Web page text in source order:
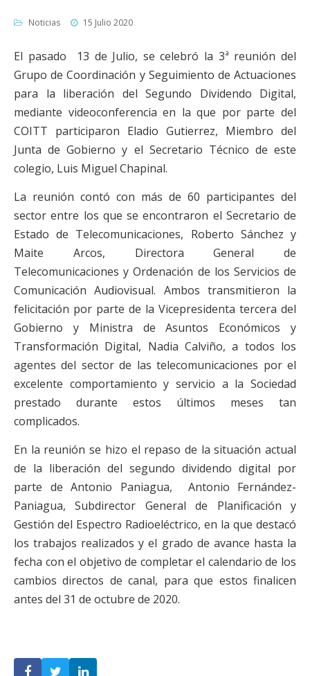
Noticias 15 Julio 2020
El pasado 13 de Julio, se celebró la 3ª reunión del
Grupo de Coordinación y Seguimiento de Actuaciones
para la liberación del Segundo Dividendo Digital,
mediante videoconferencia en la que por parte del
COITT participaron Eladio Gutierrez, Miembro del
Junta de Gobierno y el Secretario Técnico de este
colegio, Luis Miguel Chapinal.
La reunión contó con más de 60 participantes del
sector entre los que se encontraron el Secretario de
Estado de Telecomunicaciones, Roberto Sánchez y
Maite Arcos, Directora General de
Telecomunicaciones y Ordenación de los Servicios de
Comunicación Audiovisual. Ambos transmitieron la
felicitación por parte de la Vicepresidenta tercera del
Gobierno y Ministra de Asuntos Económicos y
Transformación Digital, Nadia Calviño, a todos los
agentes del sector de las telecomunicaciones por el
excelente comportamiento y servicio a la Sociedad
prestado durante estos últimos meses tan
complicados.
En la reunión se hizo el repaso de la situación actual
de la liberación del segundo dividendo digital por
parte de Antonio Paniagua, Antonio Fernández-
Paniagua, Subdirector General de Planificación y
Gestión del Espectro Radioeléctrico, en la que destacó
los trabajos realizados y el grado de avance hasta la
fecha con el objetivo de completar el calendario de los
cambios directos de canal, para que estos finalicen
antes del 31 de octubre de 2020.